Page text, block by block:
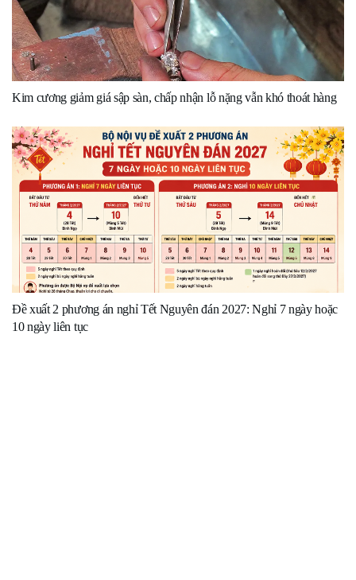
Kim cương giảm giá sập sàn, chấp nhận lỗ nặng vẫn khó thoát hàng
Đề xuất 2 phương án nghỉ Tết Nguyên đán 2027: Nghỉ 7 ngày hoặc
10 ngày liên tục